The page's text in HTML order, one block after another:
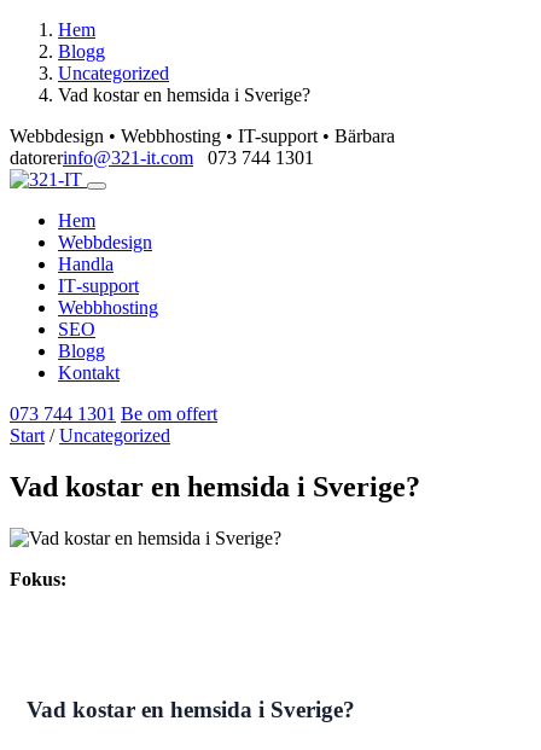
Hem
Blogg
Uncategorized
Vad kostar en hemsida i Sverige?
Webbdesign • Webbhosting • IT-support • Bärbara
datorerinfo@321-it.com 073 744 1301
Hem
Webbdesign
Handla
IT‑support
Webbhosting
SEO
Blogg
Kontakt
073 744 1301 Be om offert
Start /Uncategorized
Vad kostar en hemsida i Sverige?
Fokus:
Vad kostar en hemsida i Sverige?